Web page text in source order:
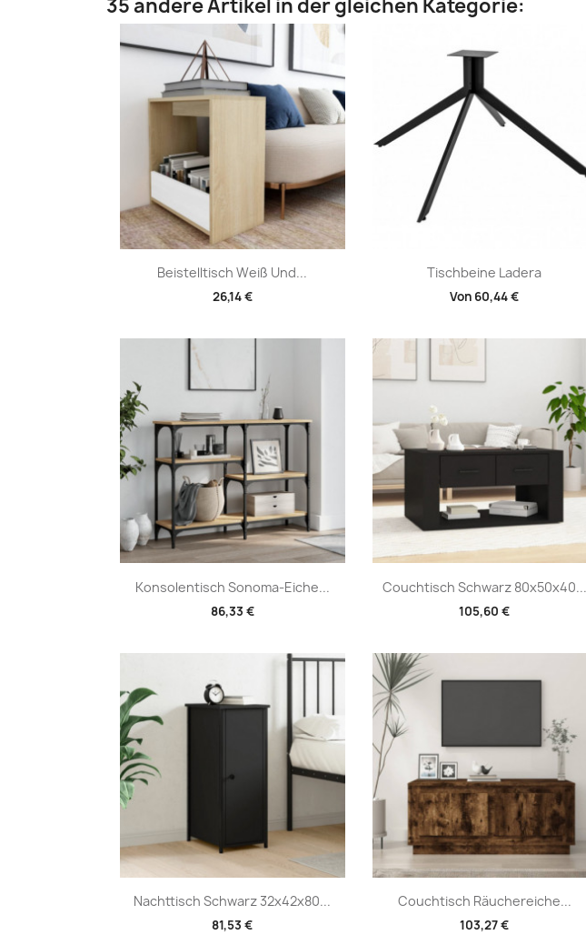
35 andere Artikel in der gleichen Kategorie:
Beistelltisch Weiß Und...
26,14 €
Vorschau Tischbeine Ladera
Von 60,44 €
Vorschau
Konsolentisch Sonoma-Eiche...
86,33 €
Vorschau Couchtisch Schwarz 80x50x40...
105,60 €
Vorschau
Nachttisch Schwarz 32x42x80...
81,53 €
Vorschau Couchtisch Räuchereiche...
103,27 €
Vorschau